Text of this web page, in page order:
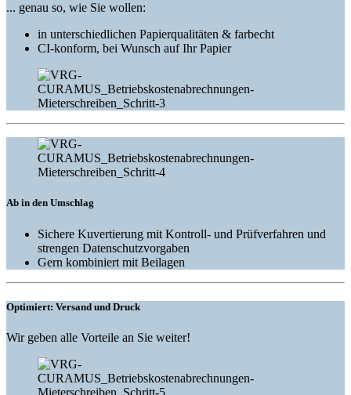
... genau so, wie Sie wollen:
in unterschiedlichen Papierqualitäten & farbecht
CI-konform, bei Wunsch auf Ihr Papier
Ab in den Umschlag
Sichere Kuvertierung mit Kontroll- und Prüfverfahren und
strengen Datenschutzvorgaben
Gern kombiniert mit Beilagen
Optimiert: Versand und Druck
Wir geben alle Vorteile an Sie weiter!